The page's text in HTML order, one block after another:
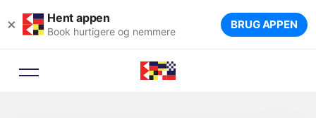
× Hent appen
Book hurtigere og nemmere BRUG APPEN